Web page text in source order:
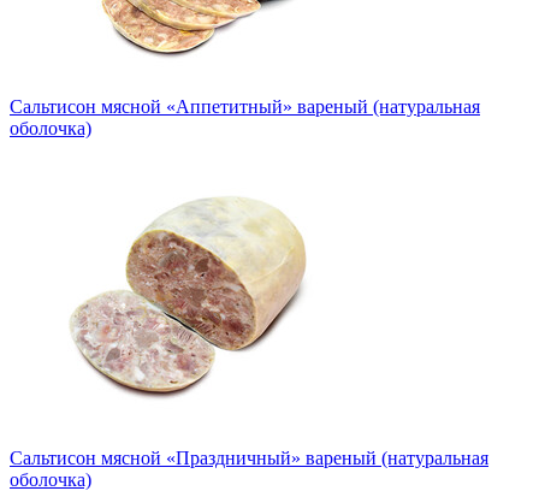
Сальтисон мясной «Аппетитный» вареный (натуральная
оболочка)
Сальтисон мясной «Праздничный» вареный (натуральная
оболочка)